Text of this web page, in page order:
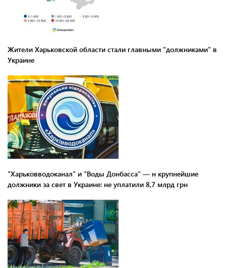
Жители Харьковской области стали главными "должниками" в
Украине
"Харьковводоканал" и "Воды Донбасса" — н крупнейшие
должники за свет в Украине: не уплатили 8,7 млрд грн